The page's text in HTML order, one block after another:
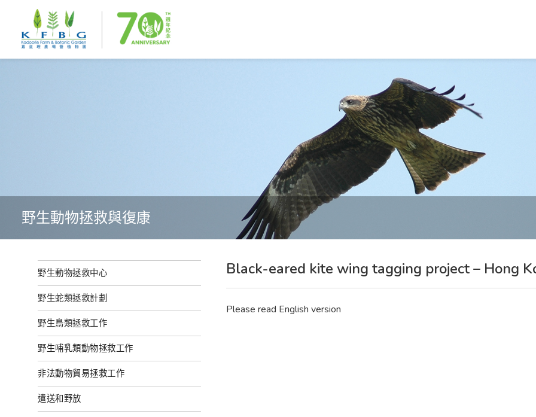
野生動物拯救與復康
野生動物拯救中心
野生蛇類拯救計劃
野生鳥類拯救工作
野生哺乳類動物拯救工作
非法動物貿易拯救工作
遣送和野放
Black-eared kite wing tagging project – Hong
Please read English version